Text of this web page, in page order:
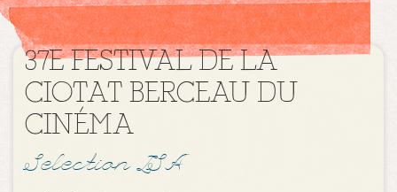
37E FESTIVAL DE LA
CIOTAT BERCEAU DU
CINÉMA
Selection LSA